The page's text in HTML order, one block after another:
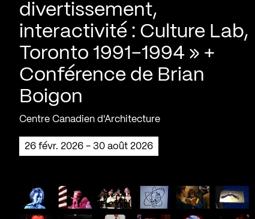
divertissement,
interactivité : Culture Lab,
Toronto 1991-1994 » +
Conférence de Brian
Boigon
Centre Canadien d'Architecture
26 févr. 2026 - 30 août 2026